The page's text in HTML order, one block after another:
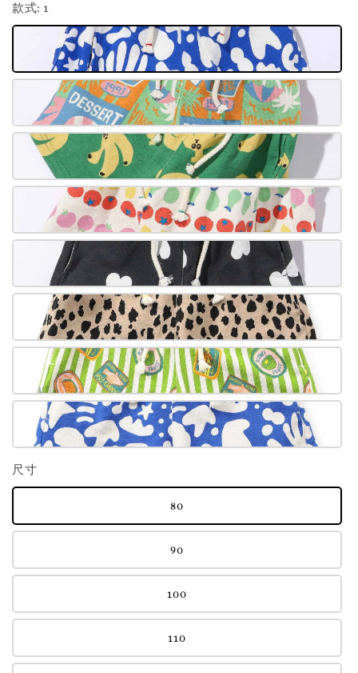
款式: 1
尺寸
80
90
100
110